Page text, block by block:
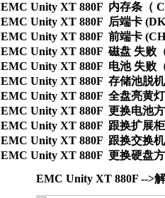
EMC Unity XT 880F  内存条（
EMC Unity XT 880F  后端卡
EMC Unity XT 880F  前端卡
EMC Unity XT 880F  磁盘 失败
EMC Unity XT 880F  电池 失败
EMC Unity XT 880F  存储池脱
EMC Unity XT 880F  全盘亮黄灯
EMC Unity XT 880F  更换电池方
EMC Unity XT 880F  跟换扩展柜
EMC Unity XT 880F  跟换交换机
EMC Unity XT 880F -->